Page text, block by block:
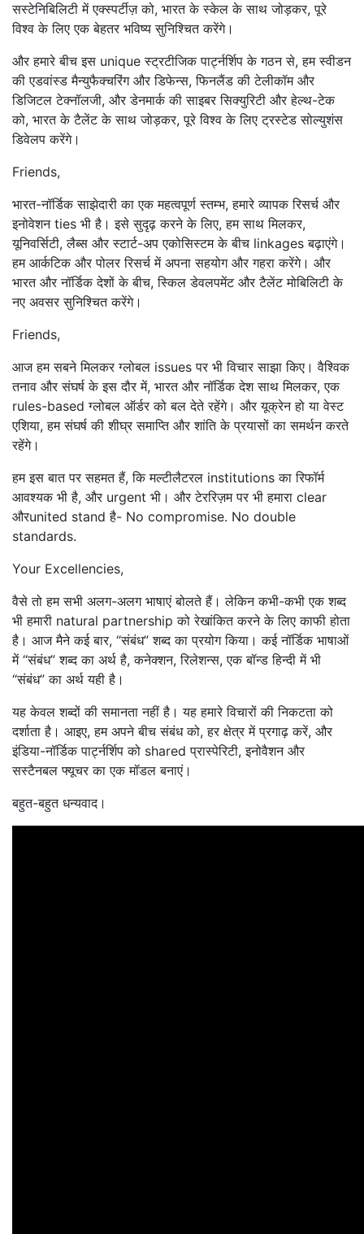
सस्टेनिबिलिटी में एक्स्पर्टीज़ को, भारत के स्केल के साथ जोड़कर, पूरे
विश्व के लिए एक बेहतर भविष्य सुनिश्चित करेंगे।
और हमारे बीच इस unique स्ट्रटीजिक पार्ट्नर्शिप के गठन से, हम स्वीडन
की एडवांस्ड मैन्युफैक्चरिंग और डिफेन्स, फिनलैंड की टेलीकॉम और
डिजिटल टेक्नॉलजी, और डेनमार्क की साइबर सिक्युरिटी और हेल्थ-टेक
को, भारत के टैलेंट के साथ जोड़कर, पूरे विश्व के लिए ट्रस्टेड सोल्युशंस
डिवेलप करेंगे।
Friends,
भारत-नॉर्डिक साझेदारी का एक महत्वपूर्ण स्तम्भ, हमारे व्यापक रिसर्च और
इनोवेशन ties भी है। इसे सुदृढ़ करने के लिए, हम साथ मिलकर,
यूनिवर्सिटी, लैब्स और स्टार्ट-अप एकोसिस्टम के बीच linkages बढ़ाएंगे।
हम आर्कटिक और पोलर रिसर्च में अपना सहयोग और गहरा करेंगे। और
भारत और नॉर्डिक देशों के बीच, स्किल डेवलपमेंट और टैलेंट मोबिलिटी के
नए अवसर सुनिश्चित करेंगे।
Friends,
आज हम सबने मिलकर ग्लोबल issues पर भी विचार साझा किए। वैश्विक
तनाव और संघर्ष के इस दौर में, भारत और नॉर्डिक देश साथ मिलकर, एक
rules-based ग्लोबल ऑर्डर को बल देते रहेंगे। और यूक्रेन हो या वेस्ट
एशिया, हम संघर्ष की शीघ्र समाप्ति और शांति के प्रयासों का समर्थन करते
रहेंगे।
हम इस बात पर सहमत हैं, कि मल्टीलैटरल institutions का रिफॉर्म
आवश्यक भी है, और urgent भी। और टेररिज़म पर भी हमारा clear
औरunited stand है- No compromise. No double
standards.
Your Excellencies,
वैसे तो हम सभी अलग-अलग भाषाएं बोलते हैं। लेकिन कभी-कभी एक शब्द
भी हमारी natural partnership को रेखांकित करने के लिए काफी होता
है। आज मैने कई बार, “संबंध” शब्द का प्रयोग किया। कई नॉर्डिक भाषाओं
में “संबंध” शब्द का अर्थ है, कनेक्शन, रिलेशन्स, एक बॉन्ड हिन्दी में भी
“संबंध” का अर्थ यही है।
यह केवल शब्दों की समानता नहीं है। यह हमारे विचारों की निकटता को
दर्शाता है। आइए, हम अपने बीच संबंध को, हर क्षेत्र में प्रगाढ़ करें, और
इंडिया-नॉर्डिक पार्ट्नर्शिप को shared प्रास्पेरिटी, इनोवैशन और
सस्टैनबल फ्यूचर का एक मॉडल बनाएं।
बहुत-बहुत धन्यवाद।